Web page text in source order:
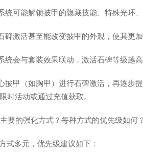
统可能解锁披甲的隐藏技能、特殊光环
碑激活甚至能改变披甲的外观，使其更加
统会与套装效果联动，激活石碑等级越高
披甲（如胸甲）进行石碑激活，再逐步
时活动或通过充值获取。
要的强化方式？每种方式的优先级如何？
式多元，优先级建议如下：